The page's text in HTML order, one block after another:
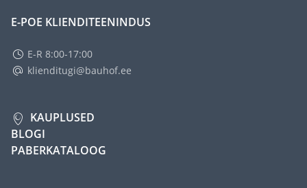
E-POE KLIENDITEENINDUS
E-R 8:00-17:00
klienditugi@bauhof.ee
KAUPLUSED
BLOGI
PABERKATALOOG